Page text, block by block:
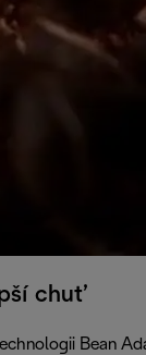
chuť
Bean